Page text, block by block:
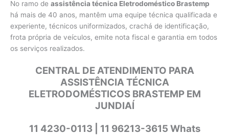
No ramo de assistência técnica Eletrodoméstico Brastemp
há mais de 40 anos, mantêm uma equipe técnica qualificada e
experiente, técnicos uniformizados, crachá de identificação,
frota própria de veículos, emite nota fiscal e garantia em todos
os serviços realizados.
CENTRAL DE ATENDIMENTO PARA
ASSISTÊNCIA TÉCNICA
ELETRODOMÉSTICOS BRASTEMP EM
JUNDIAÍ
11 4230-0113 | 11 96213-3615 Whats